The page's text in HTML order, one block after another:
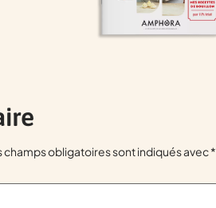
champs obligatoires sont indiqués avec*